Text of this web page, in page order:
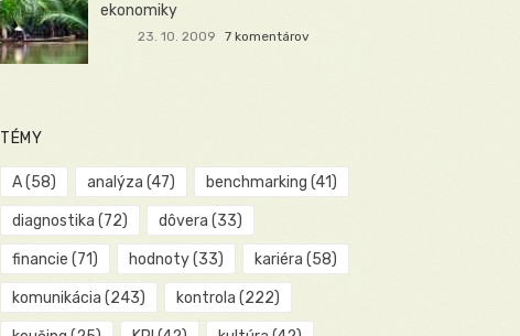
ekonomiky
23. 10. 2009 7 komentárov
TÉMY
A(58) analýza (47) benchmarking (41)
diagnostika (72) dôvera (33)
financie (71) hodnoty(33) kariéra (58)
komunikácia (243) kontrola (222)